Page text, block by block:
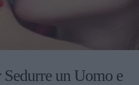
Sedurre un Uomo e